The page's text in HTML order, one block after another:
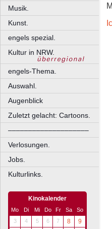
Musik.
Kunst.
engels spezial.
Kultur in NRW.
engels-Thema.
Auswahl.
Augenblick
Zuletzt gelacht: Cartoons.
––––––––––––––––––––
Verlosungen.
Jobs.
Kulturlinks.
Kinokalender
Mo Di Mi Do Fr Sa
So
3
4 5 6 7 8
9